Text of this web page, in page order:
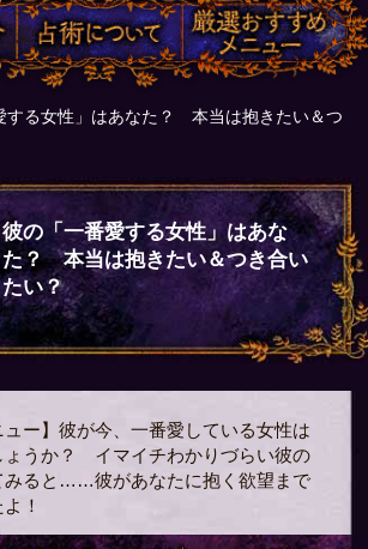
する女性」はあなた？ 本当は抱きたい＆つ
彼の「一番愛する女性」はあな
た？ 本当は抱きたい＆つき合い
たい？
ュー】彼が今、一番愛している女性は
ょうか？ イマイチわかりづらい彼の
みると……彼があなたに抱く欲望まで
！